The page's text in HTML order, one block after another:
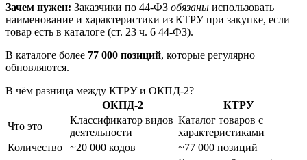
Зачем нужен: Заказчики по 44-ФЗ обязаны использовать
наименование и характеристики из КТРУ при закупке, если
товар есть в каталоге (ст. 23 ч. 6 44-ФЗ).
В каталоге более 77 000 позиций, которые регулярно
обновляются.
В чём разница между КТРУ и ОКПД-2?
ОКПД-2
КТРУ
Что это
Классификатор видов
деятельности
Каталог товаров с
характеристиками
Количество
~20 000 кодов
~77 000 позиций